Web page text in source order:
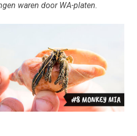
waren door WA-platen.